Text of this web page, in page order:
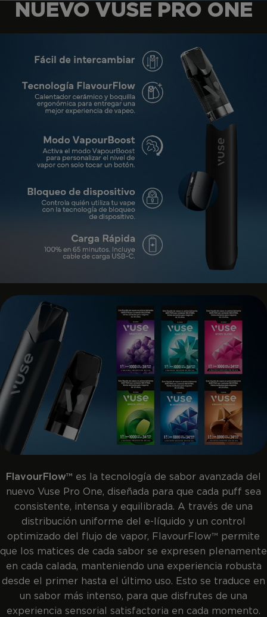
NUEVO VUSE PRO ONE
FlavourFlow™ es la tecnología de sabor avanzada del
nuevo Vuse Pro One, diseñada para que cada puff sea
consistente, intensa y equilibrada. A través de una
distribución uniforme del e-líquido y un control
optimizado del flujo de vapor, FlavourFlow™ permite
que los matices de cada sabor se expresen plenamente
en cada calada, manteniendo una experiencia robusta
desde el primer hasta el último uso. Esto se traduce en
un sabor más intenso, para que disfrutes de una
experiencia sensorial satisfactoria en cada momento.